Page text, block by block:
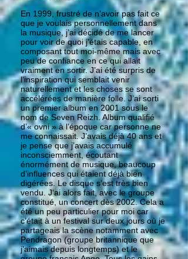
En 1999, frustré de n’avoir pas fait ce
que je voulais personnellement dans
la musique, j’ai décidé de me lancer
pour voir de quoi j’étais capable, en
composant tout moi-même mais avec
peu de confiance en ce qui allait
vraiment en sortir. J’ai été surpris de
l’inspiration qui semblait venir
naturellement et les choses se sont
accélérées de manière folle. J’ai sorti
un premier album en 2001 sous le
nom de Seven Reizh. Album qualifié
d’« ovni » à l’époque car personne ne
me connaissait. J’avais déjà 40 ans et
je pense que j’avais accumulé
inconsciemment, écoutant
énormément de musique, beaucoup
d’influences qui étaient déjà bien
digérées. Le disque s’est très bien
vendu. J‘ai alors fait, avec le groupe
constitué, un concert dès 2002. Cela a
été un peu particulier pour moi car
c’était à un festival sur deux jours où je
partageais la scène notamment avec
Pendragon (groupe britannique que
j’aimais depuis longtemps) et le